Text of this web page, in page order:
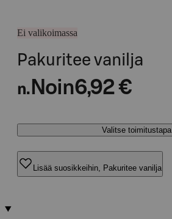
Ei valikoimassa
Pakuritee vanilja
n. Noin6,92 €
Valitse toimitustapa
Lisää suosikkeihin, Pakuritee vanilja